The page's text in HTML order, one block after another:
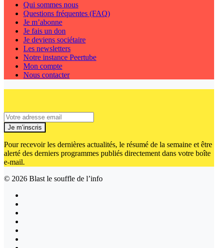
Qui sommes nous
Questions fréquentes (FAQ)
Je m’abonne
Je fais un don
Je deviens sociétaire
Les newsletters
Notre instance Peertube
Mon compte
Nous contacter
Je m’inscris
Pour recevoir les dernières actualités, le résumé de la semaine et être
alerté des derniers programmes publiés directement dans votre boîte
e-mail.
© 2026 Blast le souffle de l’info